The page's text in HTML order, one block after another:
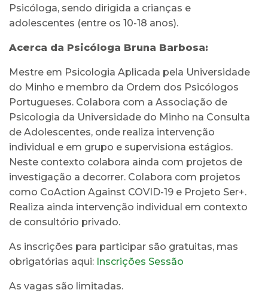
Psicóloga, sendo dirigida a crianças e
adolescentes (entre os 10-18 anos).
Acerca da Psicóloga Bruna Barbosa:
Mestre em Psicologia Aplicada pela Universidade
do Minho e membro da Ordem dos Psicólogos
Portugueses. Colabora com a Associação de
Psicologia da Universidade do Minho na Consulta
de Adolescentes, onde realiza intervenção
individual e em grupo e supervisiona estágios.
Neste contexto colabora ainda com projetos de
investigação a decorrer. Colabora com projetos
como CoAction Against COVID-19 e Projeto Ser+.
Realiza ainda intervenção individual em contexto
de consultório privado.
As inscrições para participar são gratuitas, mas
obrigatórias aqui: Inscrições Sessão
As vagas são limitadas.